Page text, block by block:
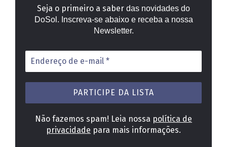
Seja o primeiro a saber das novidades do
DoSol. Inscreva-se abaixo e receba a nossa
Newsletter.
Endereço
de
e-
mail
Não fazemos spam! Leia nossa política de
privacidade para mais informações.